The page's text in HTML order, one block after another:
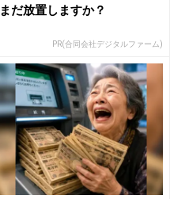
まだ放置しますか？
PR(合同会社デジタルファーム)